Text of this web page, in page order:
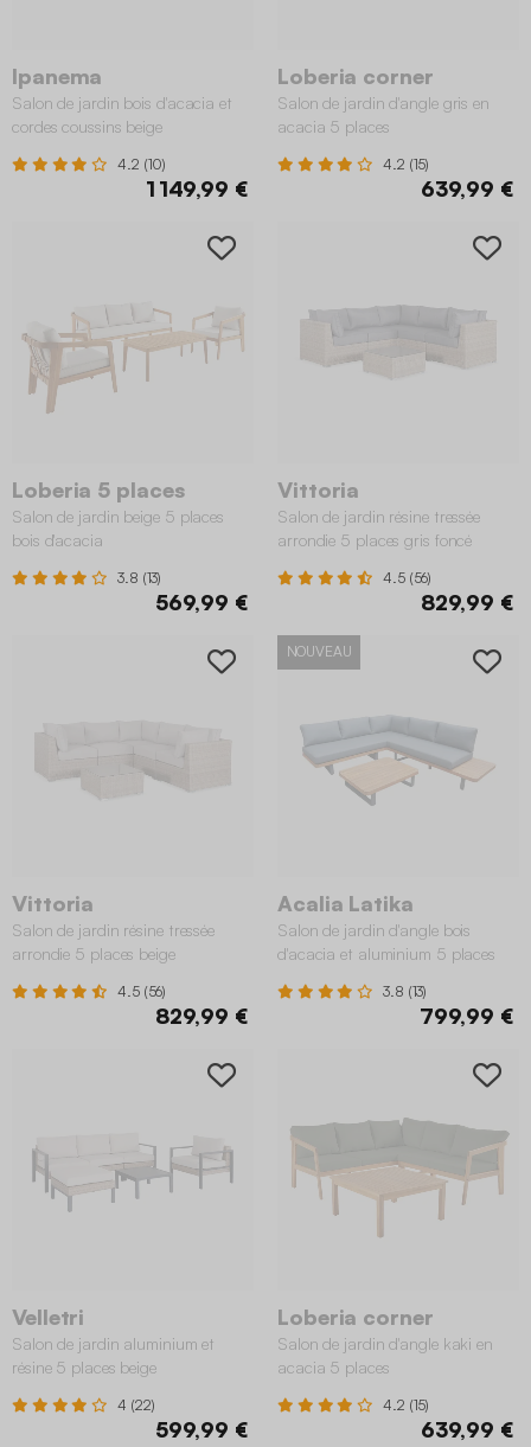
Ipanema
Salon de jardin bois d'acacia et
cordes coussins beige
4.2 (10)
1 149,99 €
Loberia corner
Salon de jardin d'angle gris en
acacia 5 places
4.2 (15)
639,99 €
Loberia 5 places
Salon de jardin beige 5 places
bois d'acacia
3.8 (13)
569,99 €
Vittoria
Salon de jardin résine tressée
arrondie 5 places gris foncé
4.5 (56)
829,99 €
Vittoria
Salon de jardin résine tressée
arrondie 5 places beige
4.5 (56)
829,99 €
NOUVEAU
Acalia Latika
Salon de jardin d'angle bois
d'acacia et aluminium 5 places
3.8 (13)
799,99 €
Velletri
Salon de jardin aluminium et
résine 5 places beige
4 (22)
599,99 €
Loberia corner
Salon de jardin d'angle kaki en
acacia 5 places
4.2 (15)
639,99 €